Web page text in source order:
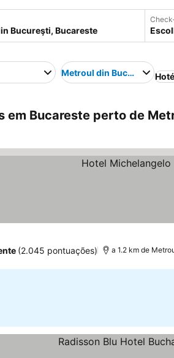
Metroul din Bucureşti
em Bucareste perto de
(2.045 pontuações) a 1.2 km de